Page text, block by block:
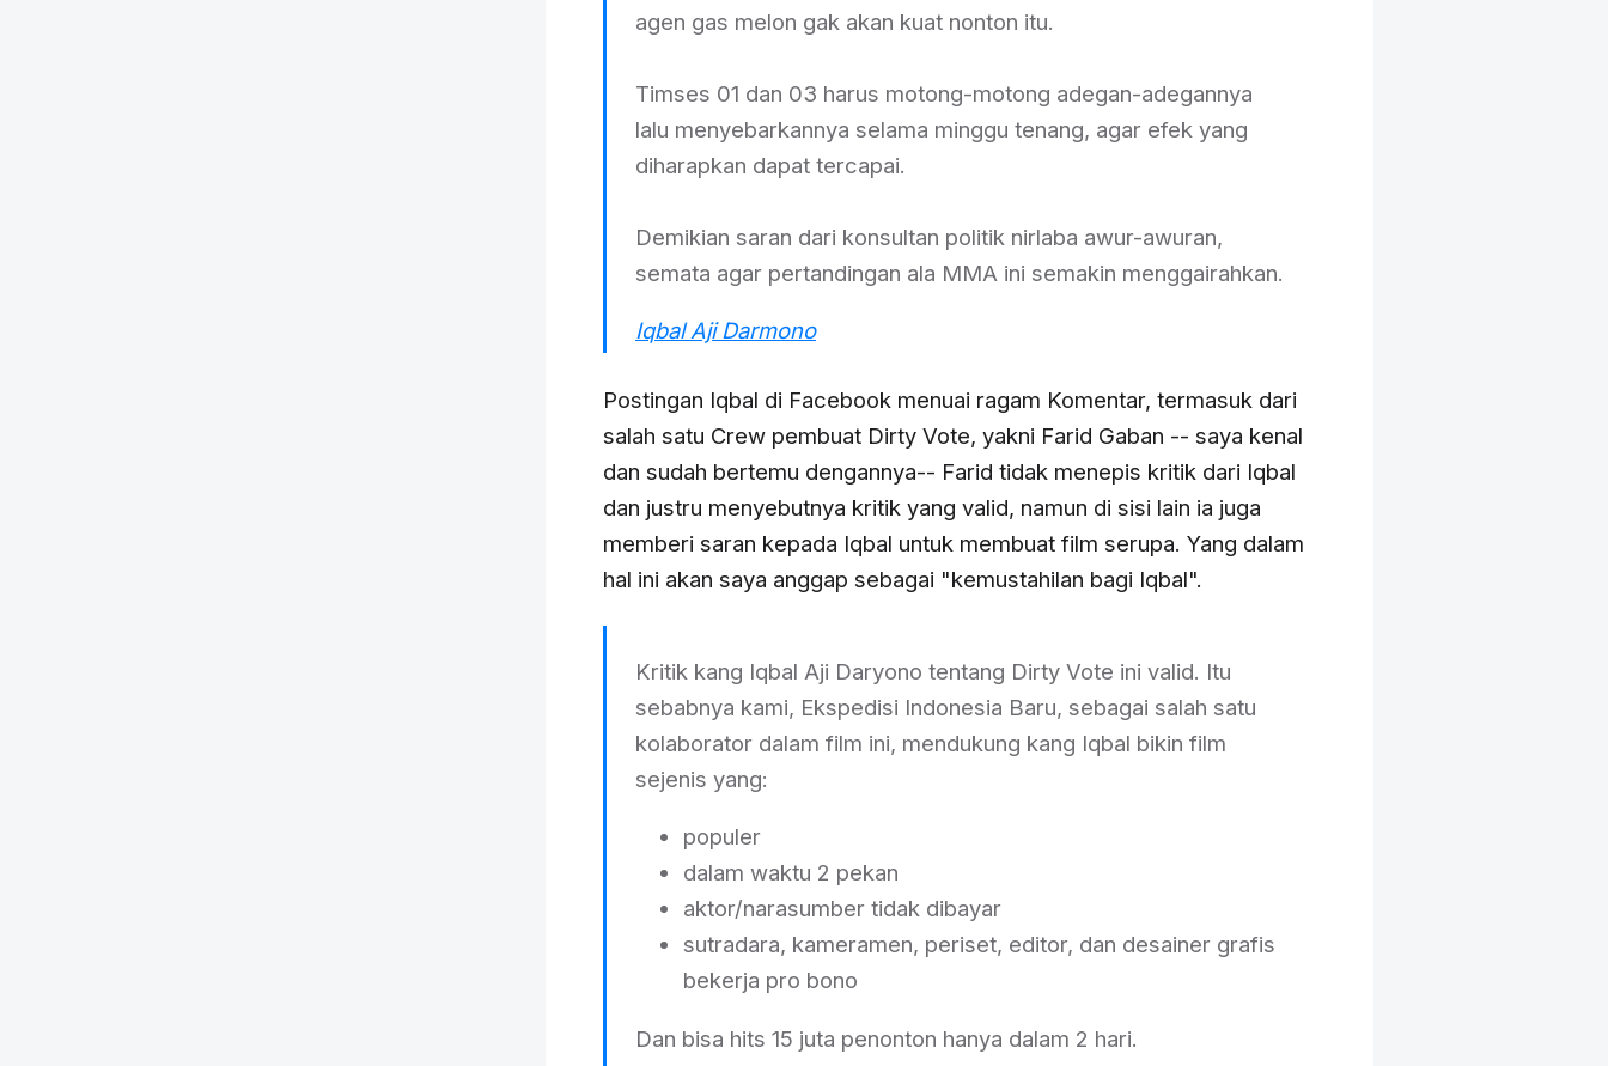
agen gas melon gak akan kuat nonton itu.
Timses 01 dan 03 harus motong-motong adegan-adegannya
lalu menyebarkannya selama minggu tenang, agar efek yang
diharapkan dapat tercapai.
Demikian saran dari konsultan politik nirlaba awur-awuran,
semata agar pertandingan ala MMA ini semakin menggairahkan.
Iqbal Aji Darmono
Postingan Iqbal di Facebook menuai ragam Komentar, termasuk dari
salah satu Crew pembuat Dirty Vote, yakni Farid Gaban -- saya kenal
dan sudah bertemu dengannya-- Farid tidak menepis kritik dari Iqbal
dan justru menyebutnya kritik yang valid, namun di sisi lain ia juga
memberi saran kepada Iqbal untuk membuat film serupa. Yang dalam
hal ini akan saya anggap sebagai "kemustahilan bagi Iqbal".
Kritik kang Iqbal Aji Daryono tentang Dirty Vote ini valid. Itu
sebabnya kami, Ekspedisi Indonesia Baru, sebagai salah satu
kolaborator dalam film ini, mendukung kang Iqbal bikin film
sejenis yang:
populer
dalam waktu 2 pekan
aktor/narasumber tidak dibayar
sutradara, kameramen, periset, editor, dan desainer grafis
bekerja pro bono
Dan bisa hits 15 juta penonton hanya dalam 2 hari.